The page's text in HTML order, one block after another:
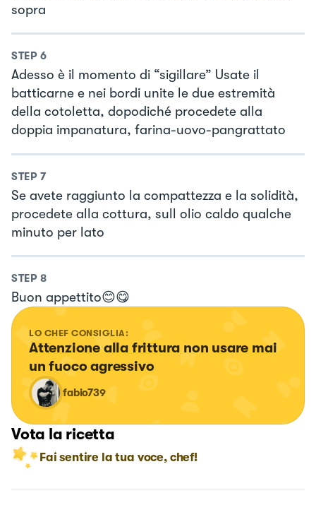
sopra
STEP 6
Adesso è il momento di “sigillare” Usate il
batticarne e nei bordi unite le due estremità
della cotoletta, dopodiché procedete alla
doppia impanatura, farina-uovo-pangrattato
STEP 7
Se avete raggiunto la compattezza e la solidità,
procedete alla cottura, sull olio caldo qualche
minuto per lato
STEP 8
Buon appettito😊😋
LO CHEF CONSIGLIA:
Attenzione alla frittura non usare mai
un fuoco agressivo
fabio739
Vota la ricetta
Fai sentire la tua voce, chef!